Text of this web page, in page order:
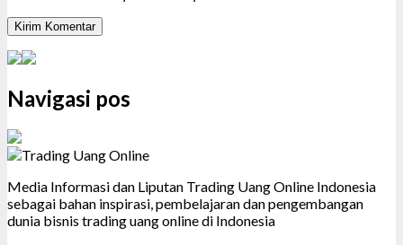
Navigasi pos
Media Informasi dan Liputan Trading Uang Online Indonesia
sebagai bahan inspirasi, pembelajaran dan pengembangan
dunia bisnis trading uang online di Indonesia